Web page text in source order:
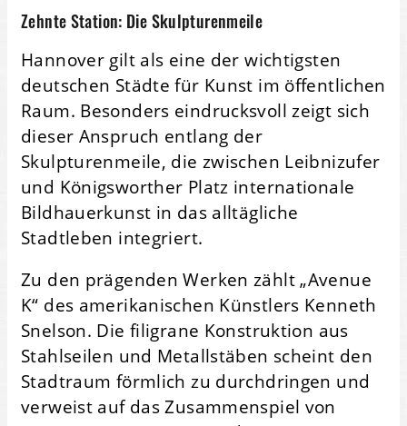
Zehnte Station: Die Skulpturenmeile
Hannover gilt als eine der wichtigsten
deutschen Städte für Kunst im öffentlichen
Raum. Besonders eindrucksvoll zeigt sich
dieser Anspruch entlang der
Skulpturenmeile, die zwischen Leibnizufer
und Königsworther Platz internationale
Bildhauerkunst in das alltägliche
Stadtleben integriert.
Zu den prägenden Werken zählt „Avenue
K“ des amerikanischen Künstlers Kenneth
Snelson. Die filigrane Konstruktion aus
Stahlseilen und Metallstäben scheint den
Stadtraum förmlich zu durchdringen und
verweist auf das Zusammenspiel von